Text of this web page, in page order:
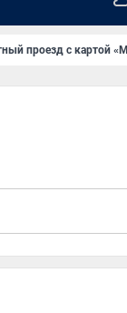
проезд с картой